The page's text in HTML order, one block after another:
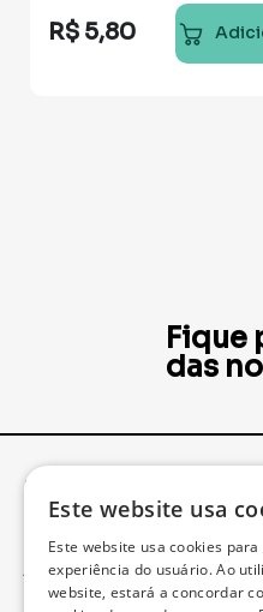
R$ 5,80
Fique
das
Institucional
Acompanhe seu Pedido
Este website usa
Este website usa cookies
experiência do usuário. Ao
website, estará a concordar